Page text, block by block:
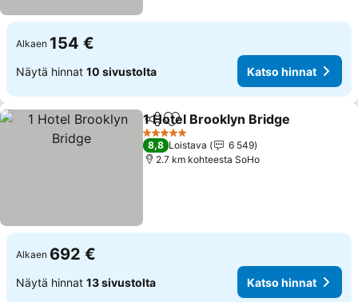
Alkaen 154 €
Näytä hinnat 10 sivustolta Katso hinnat
Jaa Lisää suosikkeihin
1 Hotel Brooklyn Bridge
5 Tähtiluokitus
8,8 Loistava
6 549
2.7 km kohteesta SoHo
Alkaen 692 €
Näytä hinnat 13 sivustolta Katso hinnat